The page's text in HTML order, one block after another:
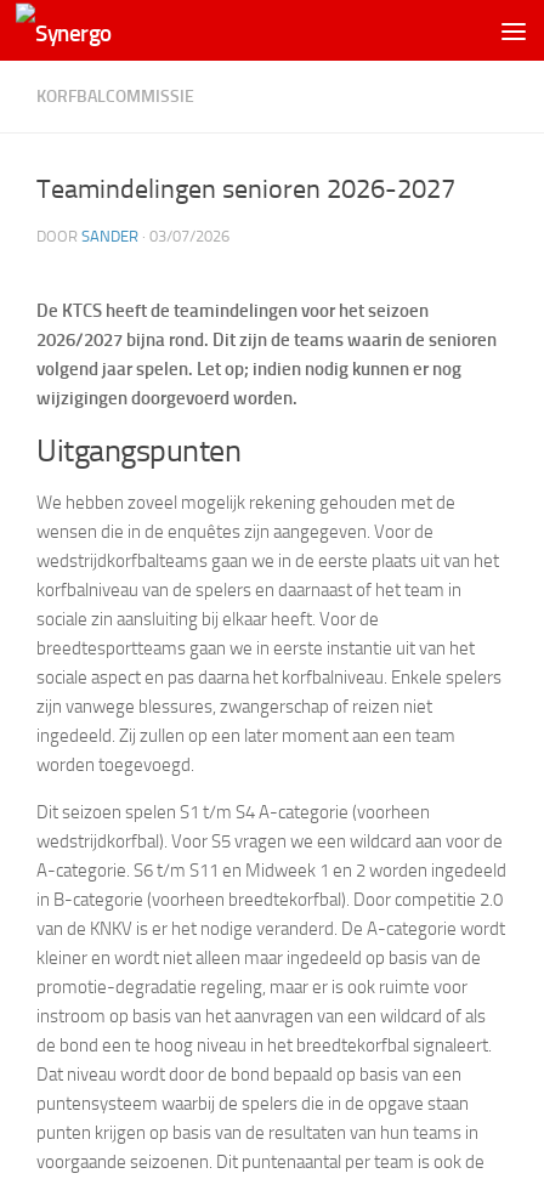
KORFBALCOMMISSIE
Teamindelingen senioren 2026-2027
DOOR SANDER · 03/07/2026
De KTCS heeft de teamindelingen voor het seizoen
2026/2027 bijna rond. Dit zijn de teams waarin de senioren
volgend jaar spelen. Let op; indien nodig kunnen er nog
wijzigingen doorgevoerd worden.
Uitgangspunten
We hebben zoveel mogelijk rekening gehouden met de
wensen die in de enquêtes zijn aangegeven. Voor de
wedstrijdkorfbalteams gaan we in de eerste plaats uit van het
korfbalniveau van de spelers en daarnaast of het team in
sociale zin aansluiting bij elkaar heeft. Voor de
breedtesportteams gaan we in eerste instantie uit van het
sociale aspect en pas daarna het korfbalniveau. Enkele spelers
zijn vanwege blessures, zwangerschap of reizen niet
ingedeeld. Zij zullen op een later moment aan een team
worden toegevoegd.
Dit seizoen spelen S1 t/m S4 A-categorie (voorheen
wedstrijdkorfbal). Voor S5 vragen we een wildcard aan voor de
A-categorie. S6 t/m S11 en Midweek 1 en 2 worden ingedeeld
in B-categorie (voorheen breedtekorfbal). Door competitie 2.0
van de KNKV is er het nodige veranderd. De A-categorie wordt
kleiner en wordt niet alleen maar ingedeeld op basis van de
promotie-degradatie regeling, maar er is ook ruimte voor
instroom op basis van het aanvragen van een wildcard of als
de bond een te hoog niveau in het breedtekorfbal signaleert.
Dat niveau wordt door de bond bepaald op basis van een
puntensysteem waarbij de spelers die in de opgave staan
punten krijgen op basis van de resultaten van hun teams in
voorgaande seizoenen. Dit puntenaantal per team is ook de